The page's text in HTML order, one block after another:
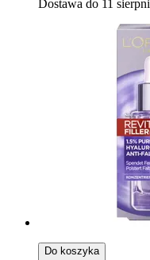
Dostawa do 11
Do koszyka